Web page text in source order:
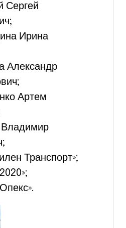
Сергей
Ирина
Александр
Артем
Транспорт»;